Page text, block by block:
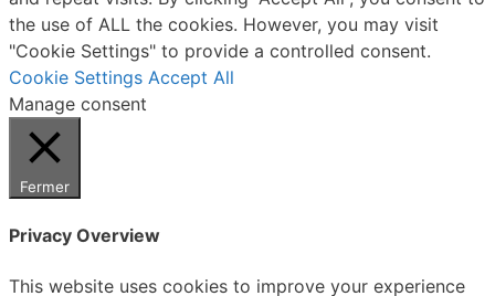
the use of ALL the cookies. However, you may visit
"Cookie Settings" to provide a controlled consent.
Cookie Settings Accept All
Manage consent
Fermer
Privacy Overview
This website uses cookies to improve your experience